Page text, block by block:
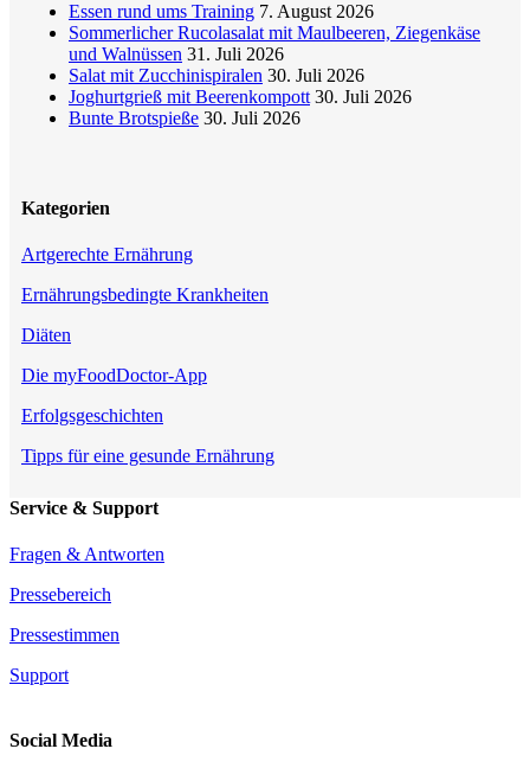
Essen rund ums Training 7. August 2026
Sommerlicher Rucolasalat mit Maulbeeren, Ziegenkäse
und Walnüssen 31. Juli 2026
Salat mit Zucchinispiralen 30. Juli 2026
Joghurtgrieß mit Beerenkompott 30. Juli 2026
Bunte Brotspieße 30. Juli 2026
Kategorien
Artgerechte Ernährung
Ernährungsbedingte Krankheiten
Diäten
Die myFoodDoctor-App
Erfolgsgeschichten
Tipps für eine gesunde Ernährung
Service & Support
Fragen & Antworten
Pressebereich
Pressestimmen
Support
Social Media